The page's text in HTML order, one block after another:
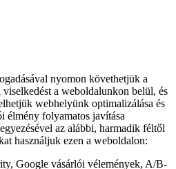
nyomon követhetjük a
viselkedést a weboldalunkon belül, és
webhelyünk optimalizálása és
élmény folyamatos javítása
az alábbi, harmadik féltől
használjuk ezen a weboldalon:
Google vásárlói vélemények, A/B-